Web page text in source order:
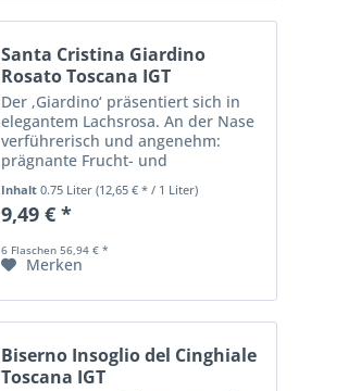
Santa Cristina Giardino
Rosato Toscana IGT
Der ‚Giardino‘ präsentiert sich in
elegantem Lachsrosa. An der Nase
verführerisch und angenehm:
prägnante Frucht- und
Blütennoten, die an rosa
Pampelmuse, Walderdbeeren,
reifen Apfel und Rose erinnern. Am
mit...
Inhalt 0.75 Liter (12,65 € * / 1 Liter)
9,49 € *
6 Flaschen 56,94 € *
Merken
Biserno Insoglio del Cinghiale
Toscana IGT